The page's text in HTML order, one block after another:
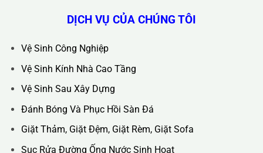
0388.444.445
Website : https://kta.vn
DỊCH VỤ CỦA CHÚNG TÔI
Vệ Sinh Công Nghiệp
Vệ Sinh Kính Nhà Cao Tầng